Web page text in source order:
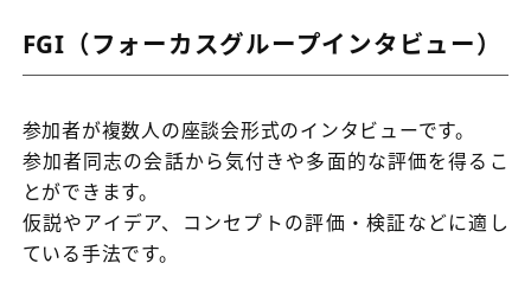
FGI（フォーカスグループインタビュー）
参加者が複数人の座談会形式のインタビューです。
参加者同志の会話から気付きや多面的な評価を得るこ
とができます。
仮説やアイデア、コンセプトの評価・検証などに適し
ている手法です。